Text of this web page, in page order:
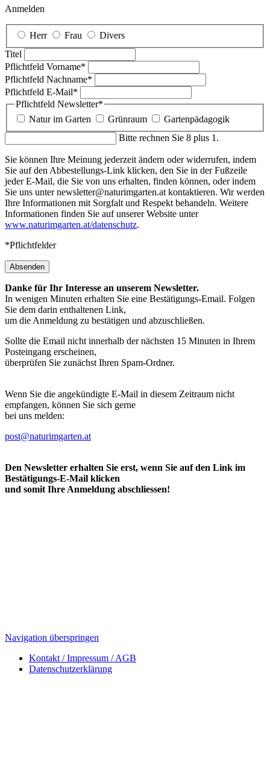
Anmelden
Herr Frau
Divers
Titel
Pflichtfeld Vorname*
Pflichtfeld Nachname*
Pflichtfeld E-Mail*
Pflichtfeld Newsletter*
Natur im Garten
Grünraum
Gartenpädagogik
Bitte rechnen Sie 8 plus 1.
Sie können Ihre Meinung jederzeit ändern oder widerrufen, indem
Sie auf den Abbestellungs-Link klicken, den Sie in der Fußzeile
jeder E-Mail, die Sie von uns erhalten, finden können, oder indem
Sie uns unter newsletter@naturimgarten.at kontaktieren. Wir werden
Ihre Informationen mit Sorgfalt und Respekt behandeln. Weitere
Informationen finden Sie auf unserer Website unter
www.naturimgarten.at/datenschutz.
*Pflichtfelder
Absenden
Danke für Ihr Interesse an unserem Newsletter.
In wenigen Minuten erhalten Sie eine Bestätigungs-Email. Folgen
Sie dem darin enthaltenen Link,
um die Anmeldung zu bestätigen und abzuschließen.
Sollte die Email nicht innerhalb der nächsten 15 Minuten in Ihrem
Posteingang erscheinen,
überprüfen Sie zunächst Ihren Spam-Ordner.
Wenn Sie die angekündigte E-Mail in diesem Zeitraum nicht
empfangen, können Sie sich gerne
bei uns melden:
post@naturimgarten.at
Den Newsletter erhalten Sie erst, wenn Sie auf den Link im
Bestätigungs-E-Mail klicken
und somit Ihre Anmeldung abschliessen!
Navigation überspringen
Kontakt / Impressum / AGB
Datenschutzerklärung